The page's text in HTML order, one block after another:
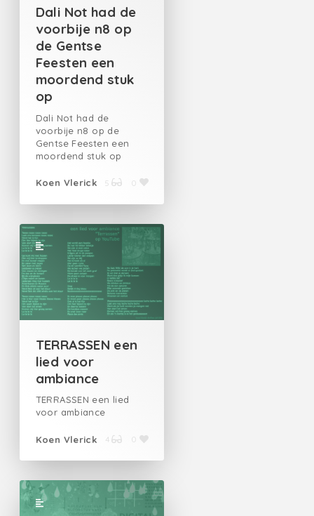
Dali Not had de
voorbije n8 op
de Gentse
Feesten een
moordend stuk
op
Dali Not had de
voorbije n8 op de
Gentse Feesten een
moordend stuk op
Koen Vlerick 5 0
TERRASSEN een
lied voor
ambiance
TERRASSEN een lied
voor ambiance
Koen Vlerick 4 0